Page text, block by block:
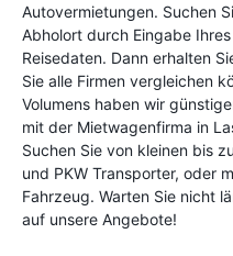
Autovermietungen. Suchen
Abholort durch Eingabe
Reisedaten. Dann erhalten
Sie alle Firmen vergleichen
Volumens haben wir
mit der Mietwagenfirma in
Suchen Sie von kleinen bis
und PKW Transporter, oder
Fahrzeug. Warten Sie nicht
auf unsere Angebote!